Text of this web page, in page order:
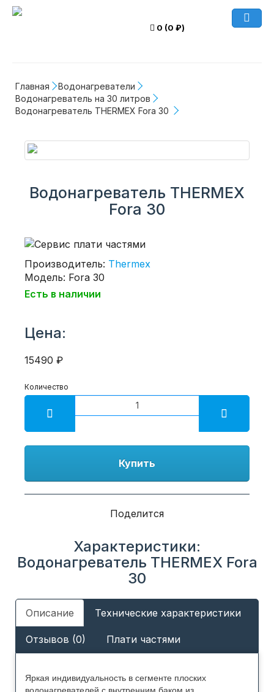
0 (0 ₽)
Главная
Водонагреватели
Водонагреватель на 30 литров
Водонагреватель THERMEX Fora 30
Водонагреватель THERMEX
Fora 30
Производитель: Thermex
Модель: Fora 30
Есть в наличии
Цена:
15490 ₽
Количество
Купить
Поделится
Характеристики:
Водонагреватель THERMEX Fora
30
Описание Технические характеристики
Отзывов (0) Плати частями
Яркая индивидуальность в сегменте плоских
водонагревателей с внутренним баком из